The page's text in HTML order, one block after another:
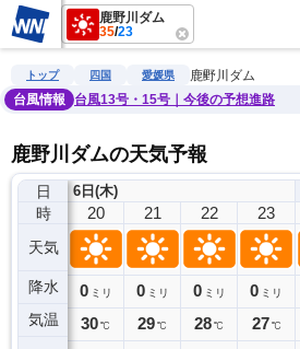
鹿野川ダム
35/23
雨雲レーダー 台風情報 地震情報
トップ 四国 愛媛県
鹿野川ダム
台風情報
台風13号・15号｜今後の予想進路
鹿野川ダムの天気予報
日
時
天気
降水
気温
6日(木)
19
0ミリ
31℃
20
0 ミリ
30℃
21
0 ミリ
29℃
22
0 ミリ
28℃
23
0 ミリ
27 ℃